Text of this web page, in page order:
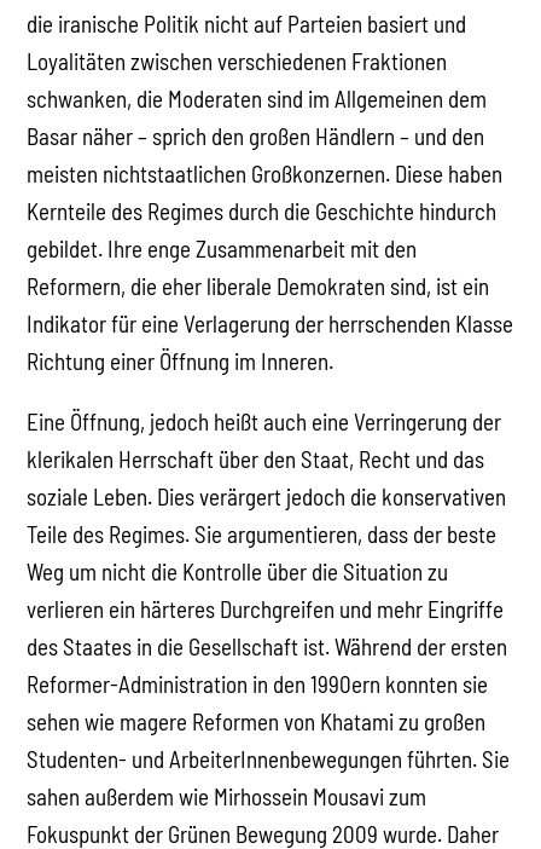
die iranische Politik nicht auf Parteien basiert und
Loyalitäten zwischen verschiedenen Fraktionen
schwanken, die Moderaten sind im Allgemeinen dem
Basar näher – sprich den großen Händlern – und den
meisten nichtstaatlichen Großkonzernen. Diese haben
Kernteile des Regimes durch die Geschichte hindurch
gebildet. Ihre enge Zusammenarbeit mit den
Reformern, die eher liberale Demokraten sind, ist ein
Indikator für eine Verlagerung der herrschenden Klasse
Richtung einer Öffnung im Inneren.
Eine Öffnung, jedoch heißt auch eine Verringerung der
klerikalen Herrschaft über den Staat, Recht und das
soziale Leben. Dies verärgert jedoch die konservativen
Teile des Regimes. Sie argumentieren, dass der beste
Weg um nicht die Kontrolle über die Situation zu
verlieren ein härteres Durchgreifen und mehr Eingriffe
des Staates in die Gesellschaft ist. Während der ersten
Reformer-Administration in den 1990ern konnten sie
sehen wie magere Reformen von Khatami zu großen
Studenten- und ArbeiterInnenbewegungen führten. Sie
sahen außerdem wie Mirhossein Mousavi zum
Fokuspunkt der Grünen Bewegung 2009 wurde. Daher